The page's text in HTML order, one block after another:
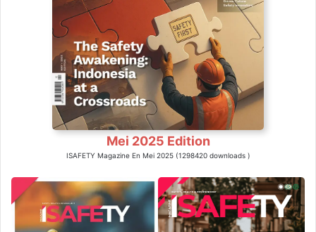
Mei 2025 Edition
ISAFETY Magazine En Mei 2025 (1298420 downloads )